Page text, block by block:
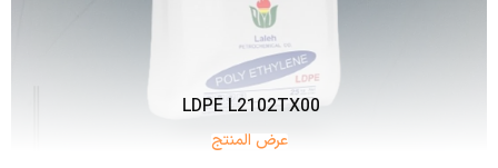
LDPE L2102TX00
عرض المنتج